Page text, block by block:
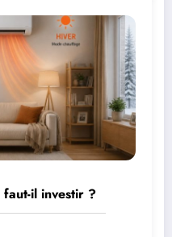
il investir ?